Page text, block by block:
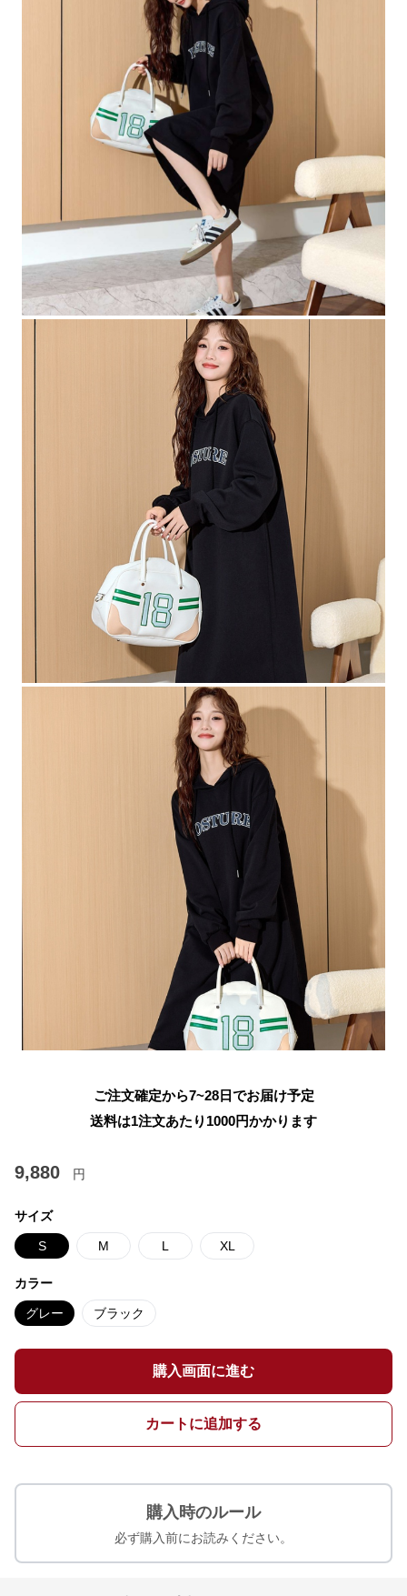
ご注文確定から7~28日でお届け予定
送料は1注文あたり 1000円かかります
9,880 円
サイズ
S M L XL
カラー
グレー ブラック
購入画面に進む
カートに追加する
購入時のルール
必ず購入前にお読みください。